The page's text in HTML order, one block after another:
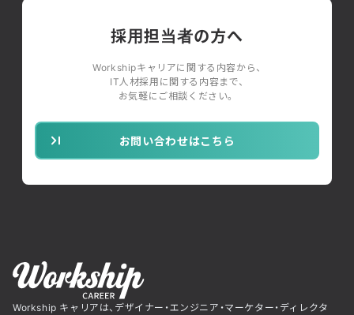
採用担当者の方へ
Workshipキャリアに関する内容から、
IT人材採用に関する内容まで、
お気軽にご相談ください。
お問い合わせはこちら
Workship キャリアは、デザイナー・エンジニア・マーケター・ディレクタ